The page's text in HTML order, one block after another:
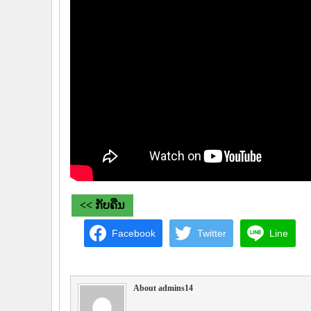
<< ກັບຄືນ
Facebook Twitter Line
About admins14